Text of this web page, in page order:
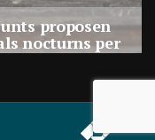
proposen
nocturns per
veïnal